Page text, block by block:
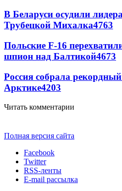
В Беларуси осудили
Трубецкой Михалка4763
Польские F-16
шпион над Балтикой4673
Россия собрала
Арктике4203
Читать комментарии
Полная версия сайта
Facebook
Twitter
RSS-ленты
E-mail рассылка